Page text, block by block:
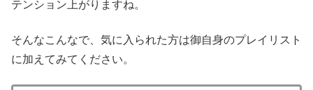
テンション上がりますね。
そんなこんなで、気に入られた方は御自身のプレイリスト
に加えてみてください。